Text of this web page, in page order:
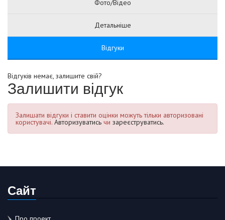
Фото/Відео
Детальніше
Відгуки
Відгуків немає, залишите свій?
Залишити відгук
Залишати відгуки і ставити оцінки можуть тільки авторизовані
користувачі. Авторизуватись чи зареєструватись.
Сайт